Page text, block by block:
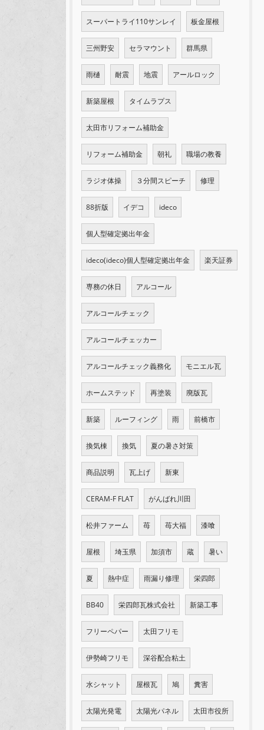
スーパートライ110サンレイ 板金屋根
三州野安 セラマウント 群馬県
雨樋 耐震 地震 アールロック
新築屋根 タイムラプス
太田市リフォーム補助金
リフォーム補助金 朝礼 職場の教養
ラジオ体操 ３分間スピーチ 修理
88折版 イデコ ideco
個人型確定拠出年金
ideco(ideco)個人型確定拠出年金 楽天証券
専務の休日 アルコール
アルコールチェック
アルコールチェッカー
アルコールチェック義務化 モニエル瓦
ホームステッド 再塗装 廃版瓦
新築 ルーフィング 雨 前橋市
換気棟 換気 夏の暑さ対策
商品説明 瓦上げ 新東
CERAM-F FLAT がんばれ川田
松井ファーム 苺 苺大福 漆喰
屋根 埼玉県 加須市 蔵 暑い
夏 熱中症 雨漏り修理 栄四郎
BB40 栄四郎瓦株式会社 新築工事
フリーペパー 太田フリモ
伊勢崎フリモ 深谷配合粘土
水シャット 屋根瓦 鳩 糞害
太陽光発電 太陽光パネル 太田市役所